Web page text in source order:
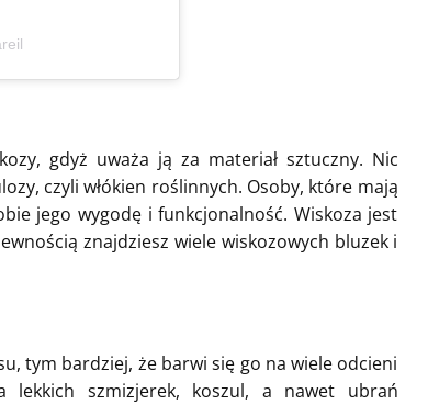
gdyż uważa ją za materiał sztuczny. Nic
czyli włókien roślinnych. Osoby, które mają
jego wygodę i funkcjonalność. Wiskoza jest
znajdziesz wiele wiskozowych bluzek i
tym bardziej, że barwi się go na wiele odcieni
lekkich szmizjerek, koszul, a nawet ubrań